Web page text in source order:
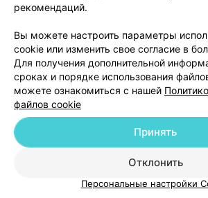
Написать руководителю
Персональные настройки
Обработка персональных
© 2026 ООО «Артокс Лаб», УНП 191700409|
г. Минск, улица Толбухина, 2, пом. 16 |
рекомендаций.
Вы можете настроить параметры
cookie или изменить свое согласие в
Для получения дополнительной
сроках и порядке использования
можете ознакомиться с нашей
файлов cookie
Отклонить
Принять
Персональные настройки